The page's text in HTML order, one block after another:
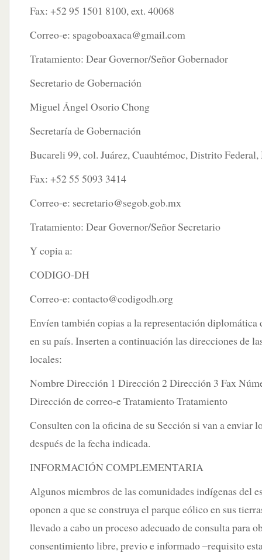
Fax: +52 95 1501 8100, ext. 40068
Correo-e: spagoboaxaca@gmail.com
Tratamiento: Dear Governor/Señor Gobernador
Secretario de Gobernación
Miguel Ángel Osorio Chong
Secretaría de Gobernación
Bucareli 99, col. Juárez, Cuauhtémoc, Distrito Federal,
Fax: +52 55 5093 3414
Correo-e: secretario@segob.gob.mx
Tratamiento: Dear Governor/Señor Secretario
Y copia a:
CODIGO-DH
Correo-e: contacto@codigodh.org
Envíen también copias a la representación
en su país. Inserten a continuación las direcciones de
locales:
Nombre Dirección 1 Dirección 2 Dirección 3 Fax
Dirección de correo-e Tratamiento Tratamiento
Consulten con la oficina de su Sección si van a enviar
después de la fecha indicada.
INFORMACIÓN COMPLEMENTARIA
Algunos miembros de las comunidades indígenas del
oponen a que se construya el parque eólico en sus
llevado a cabo un proceso adecuado de consulta para
consentimiento libre, previo e informado –requisito